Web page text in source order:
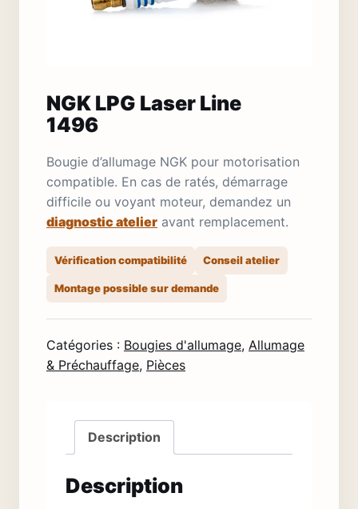
NGK LPG Laser Line
1496
Bougie d’allumage NGK pour motorisation
compatible. En cas de ratés, démarrage
difficile ou voyant moteur, demandez un
diagnostic atelier avant remplacement.
Vérification compatibilité Conseil atelier
Montage possible sur demande
Catégories : Bougies d'allumage, Allumage
& Préchauffage, Pièces
Description
Description